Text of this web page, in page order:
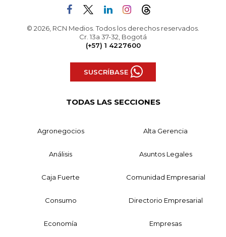
© 2026, RCN Medios. Todos los derechos reservados.
Cr. 13a 37-32, Bogotá
(+57) 1 4227600
SUSCRÍBASE
TODAS LAS SECCIONES
Agronegocios Alta Gerencia
Análisis Asuntos Legales
Caja Fuerte Comunidad Empresarial
Consumo Directorio Empresarial
Economía Empresas